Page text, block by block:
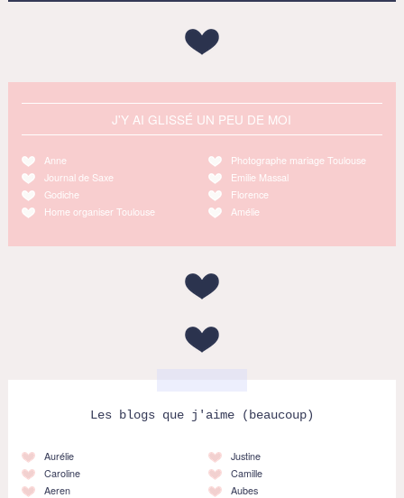
J'Y AI GLISSÉ UN PEU DE MOI
Anne
Journal de Saxe
Godiche
Home organiser Toulouse
Photographe mariage Toulouse
Emilie Massal
Florence
Amélie
Les blogs que j'aime (beaucoup)
Aurélie
Caroline
Aeren
Justine
Camille
Aubes